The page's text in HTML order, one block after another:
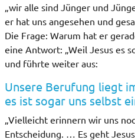
„wir alle sind Jünger und
er hat uns angesehen und
Die Frage: Warum hat er
eine Antwort: „Weil Jesus es
und führte weiter aus:
Unsere Berufung liegt
es ist sogar uns selbst
„Vielleicht erinnern wir uns
Entscheidung. … Es geht